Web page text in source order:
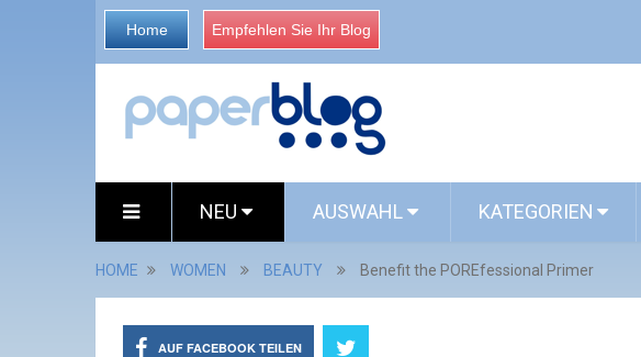
Home Empfehlen Sie Ihr Blog
NEU AUSWAHL KATEGORIEN
HOME WOMEN BEAUTY Benefit the POREfessional Primer
AUF FACEBOOK TEILEN